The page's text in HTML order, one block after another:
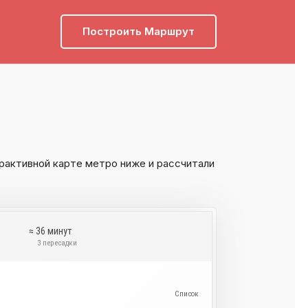
Построить Маршрут
карте метро ниже и рассчитали
≈ 36 минут
3 пересадки